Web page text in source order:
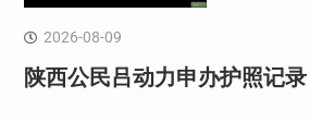
2026-08-09
陕西公民吕动力申办护照记录